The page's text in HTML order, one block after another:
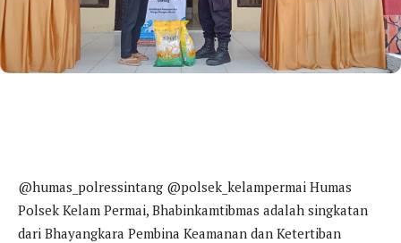
@humas_polressintang @polsek_kelampermai Humas
Polsek Kelam Permai, Bhabinkamtibmas adalah singkatan
dari Bhayangkara Pembina Keamanan dan Ketertiban